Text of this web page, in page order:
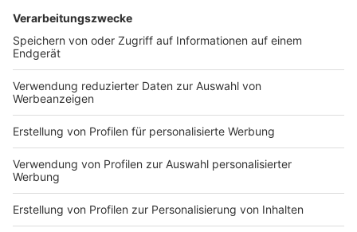
Fahrprüfer, die bereits in Rente sind, wieder
zurückgeholt werden. Auch Mitarbeiter, die beim TÜV
eigentlich in anderen Bereichen arbeiten, würden
mittlerweile als Fahrprüfer eingesetzt. Ob sich das
Problem in Zukunft bessern oder vielleicht sogar
verschlechtern wird, könne man aber nicht sagen.
Autor: Niklas Lünebach
Anzeige